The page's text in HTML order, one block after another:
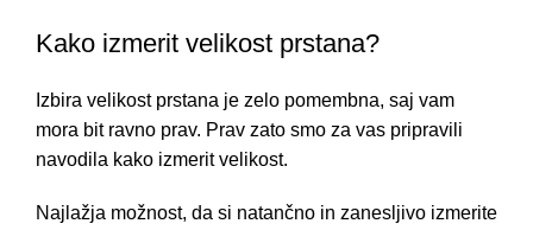
Kako izmerit velikost prstana?
Izbira velikost prstana je zelo pomembna, saj vam
mora bit ravno prav. Prav zato smo za vas pripravili
navodila kako izmerit velikost.
Najlažja možnost, da si natančno in zanesljivo izmerite